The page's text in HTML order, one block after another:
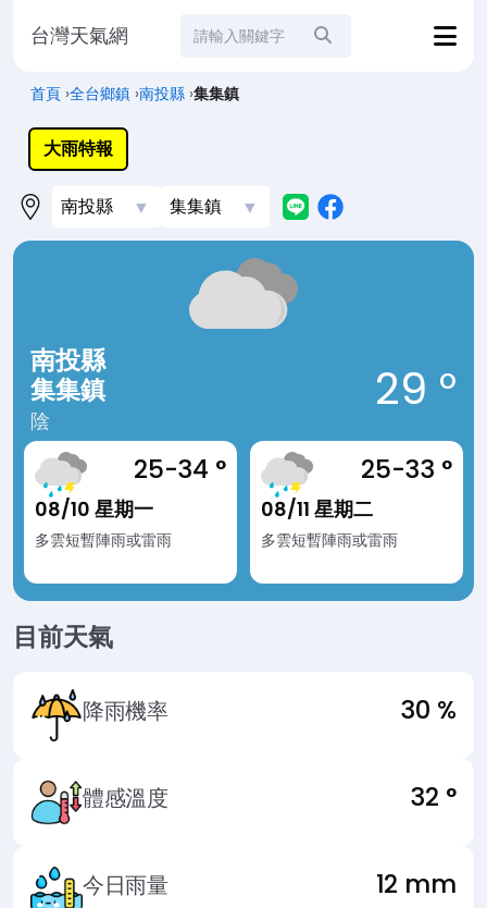
台灣天氣網 站內搜尋
首頁 ›全台鄉鎮 ›南投縣 ›集集鎮
大雨特報
南投縣
集集鎮
陰
29 °
34 ° 25-33 °
08/11 星期二
多雲短暫陣雨或雷雨
25-
08/12 星期三
多雲短暫陣雨或雷雨
目前天氣
降雨機率 30 %
體感溫度 32 °
今日雨量 12 mm